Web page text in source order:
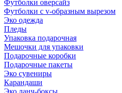
Футболки оверсайз
Футболки с v-образным вырезом
Эко одежда
Пледы
Упаковка подарочная
Мешочки для упаковки
Подарочные коробки
Подарочные пакеты
Эко сувениры
Карандаши
Эко ланч-боксы